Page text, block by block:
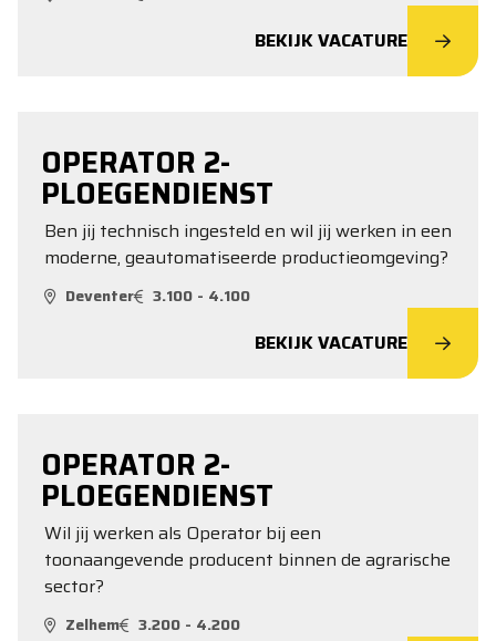
BEKIJK VACATURE
OPERATOR 2-
PLOEGENDIENST
Ben jij technisch ingesteld en wil jij werken in een
moderne, geautomatiseerde productieomgeving?
Deventer 3.100 - 4.100
BEKIJK VACATURE
OPERATOR 2-
PLOEGENDIENST
Wil jij werken als Operator bij een
toonaangevende producent binnen de agrarische
sector?
Zelhem 3.200 - 4.200